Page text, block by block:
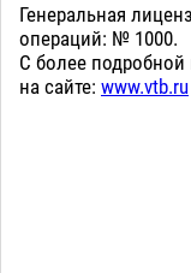
Генеральная
операций: № 1000.
С более
на сайте: www.vtb.ru